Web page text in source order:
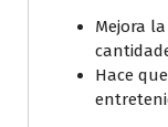
Mejora
Hace